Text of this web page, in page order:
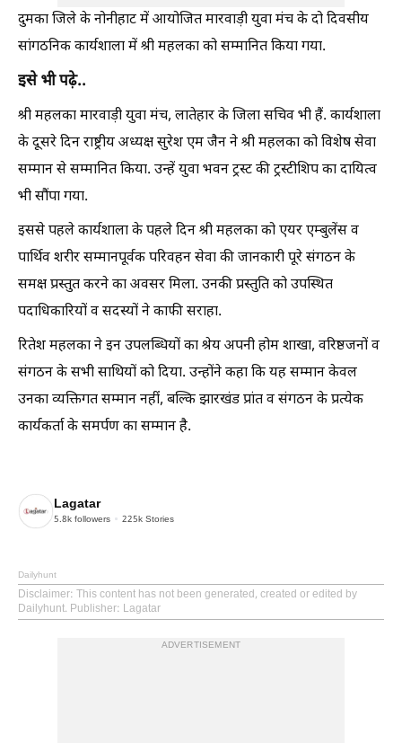
दुमका जिले के नोनीहाट में आयोजित मारवाड़ी युवा मंच के दो दिवसीय
सांगठनिक कार्यशाला में श्री महलका को सम्मानित किया गया.
इसे भी पढ़े..
श्री महलका मारवाड़ी युवा मंच, लातेहार के जिला सचिव भी हैं. कार्यशाला
के दूसरे दिन राष्ट्रीय अध्यक्ष सुरेश एम जैन ने श्री महलका को विशेष सेवा
सम्मान से सम्मानित किया. उन्हें युवा भवन ट्रस्ट की ट्रस्टीशिप का दायित्व
भी सौंपा गया.
इससे पहले कार्यशाला के पहले दिन श्री महलका को एयर एम्बुलेंस व
पार्थिव शरीर सम्मानपूर्वक परिवहन सेवा की जानकारी पूरे संगठन के
समक्ष प्रस्तुत करने का अवसर मिला. उनकी प्रस्तुति को उपस्थित
पदाधिकारियों व सदस्यों ने काफी सराहा.
रितेश महलका ने इन उपलब्धियों का श्रेय अपनी होम शाखा, वरिष्ठजनों व
संगठन के सभी साथियों को दिया. उन्होंने कहा कि यह सम्मान केवल
उनका व्यक्तिगत सम्मान नहीं, बल्कि झारखंड प्रांत व संगठन के प्रत्येक
कार्यकर्ता के समर्पण का सम्मान है.
Lagatar
5.8k followers 225k Stories
Dailyhunt
Disclaimer: This content has not been generated, created or edited by
Dailyhunt. Publisher: Lagatar
ADVERTISEMENT